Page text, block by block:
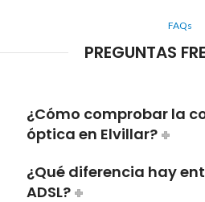
FAQs
PREGUNTAS
¿Cómo comprobar la
óptica en Elvillar?
¿Qué diferencia hay
ADSL?